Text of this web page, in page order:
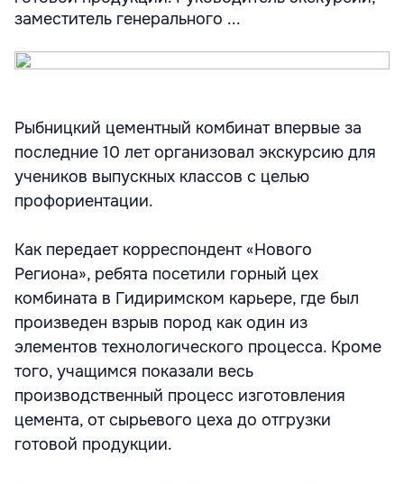
заместитель генерального ...
Рыбницкий цементный комбинат впервые за
последние 10 лет организовал экскурсию для
учеников выпускных классов с целью
профориентации.
Как передает корреспондент «Нового
Региона», ребята посетили горный цех
комбината в Гидиримском карьере, где был
произведен взрыв пород как один из
элементов технологического процесса. Кроме
того, учащимся показали весь
производственный процесс изготовления
цемента, от сырьевого цеха до отгрузки
готовой продукции.